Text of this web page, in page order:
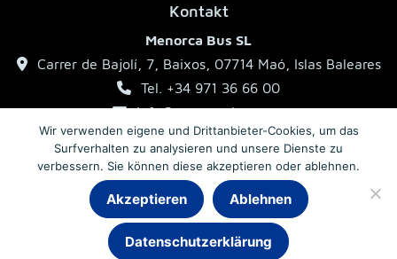
Kontakt
Menorca Bus SL
Carrer de Bajolí, 7, Baixos, 07714 Maó, Islas Baleares
Tel. +34 971 36 66 00
info@menorcabus.com
Datenschutzerklärung Allgemeine Geschäftsbedingungen
© 2026 MenorcaBus · Reisebusse auf Menorca
Wir verwenden eigene und Drittanbieter-Cookies, um das
Surfverhalten zu analysieren und unsere Dienste zu
verbessern. Sie können diese akzeptieren oder ablehnen.
Akzeptieren Ablehnen
Datenschutzerklärung